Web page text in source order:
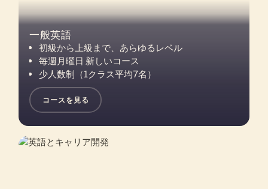
一般英語
初級から上級まで、あらゆるレベル
毎週月曜日 新しいコース
少人数制（1クラス平均7名）
コースを見る